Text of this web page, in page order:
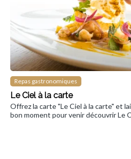
Repas gastronomiques
Le Ciel à la carte
Offrez la carte "Le Ciel à la carte" et
bon moment pour venir découvrir Le